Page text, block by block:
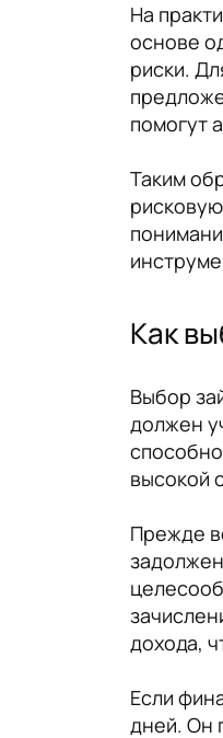
На
основе
риски.
помогут
Таким
Как
Выбор
должен
высокой
Прежде
дохода,
Если
дней. Он